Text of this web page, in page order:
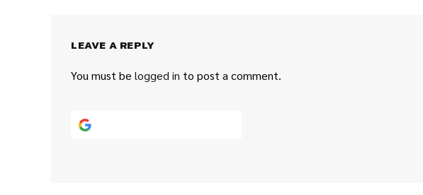
LEAVE A REPLY
You must be logged in to post a comment.